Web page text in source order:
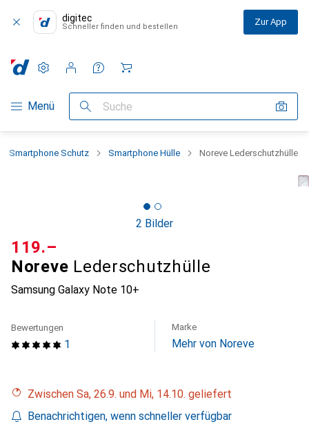
digitec
Schneller finden und bestellen Zur App
Navigation nach Kategorien
Menü Suche
Einstellungen
Kundenkonto
Vergleichslisten
Merklisten
Warenkorb
Smartphone Schutz Smartphone Hülle Noreve Lederschutzhülle
2 Bilder
Noreve Lederschutzhülle
Samsung Galaxy Note 10+
CHF
119.–
1
Bewertungen Marke
Mehr von Noreve
Zwischen Sa, 26.9. und Mi, 14.10. geliefert
Benachrichtigen, wenn schneller verfügbar